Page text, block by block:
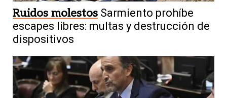
Ruidos molestos Sarmiento prohíbe
escapes libres: multas y destrucción de
dispositivos